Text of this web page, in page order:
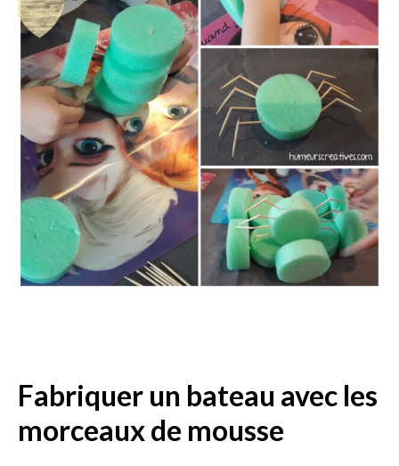
Fabriquer un bateau avec les
morceaux de mousse